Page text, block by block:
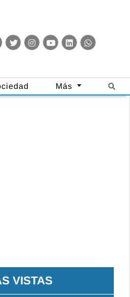
Más
VISTAS